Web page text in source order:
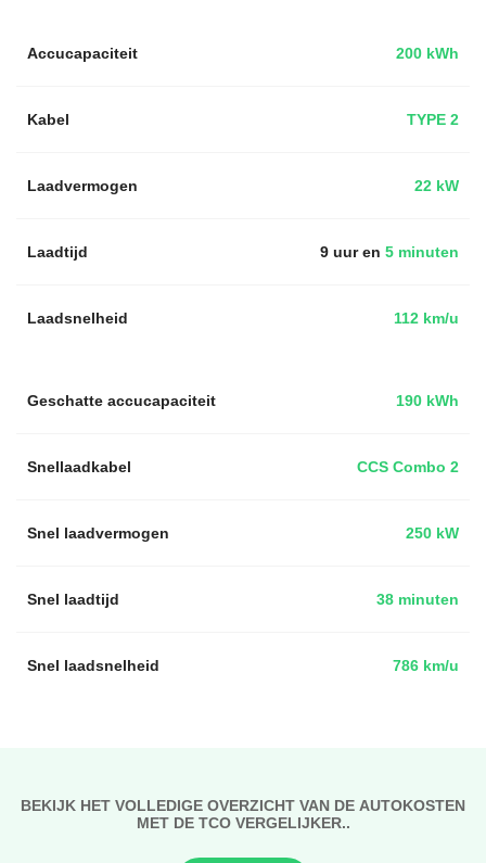
Accucapaciteit 200 kWh
Kabel TYPE 2
Laadvermogen 22 kW
Laadtijd 9 uur en 5 minuten
Laadsnelheid 112 km/u
190 kWh
Geschatte accucapaciteit
Snellaadkabel CCS Combo 2
Snel laadvermogen 250 kW
Snel laadtijd 38 minuten
Snel laadsnelheid 786 km/u
BEKIJK HET VOLLEDIGE OVERZICHT VAN DE AUTOKOSTEN
MET DE TCO VERGELIJKER..